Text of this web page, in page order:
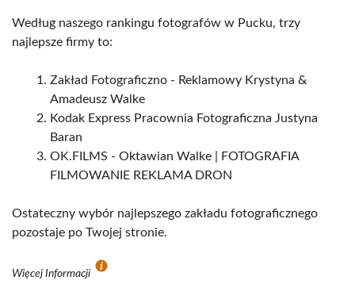
Według naszego rankingu fotografów w Pucku, trzy
najlepsze firmy to:
Zakład Fotograficzno - Reklamowy Krystyna &
Amadeusz Walke
Kodak Express Pracownia Fotograficzna Justyna
Baran
OK.FILMS - Oktawian Walke | FOTOGRAFIA
FILMOWANIE REKLAMA DRON
Ostateczny wybór najlepszego zakładu fotograficznego
pozostaje po Twojej stronie.
Więcej Informacji